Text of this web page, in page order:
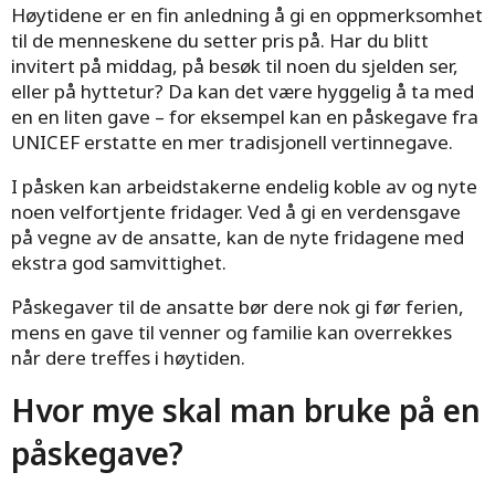
Høytidene er en fin anledning å gi en oppmerksomhet
til de menneskene du setter pris på. Har du blitt
invitert på middag, på besøk til noen du sjelden ser,
eller på hyttetur? Da kan det være hyggelig å ta med
en en liten gave – for eksempel kan en påskegave fra
UNICEF erstatte en mer tradisjonell vertinnegave.
I påsken kan arbeidstakerne endelig koble av og nyte
noen velfortjente fridager. Ved å gi en verdensgave
på vegne av de ansatte, kan de nyte fridagene med
ekstra god samvittighet.
Påskegaver til de ansatte bør dere nok gi før ferien,
mens en gave til venner og familie kan overrekkes
når dere treffes i høytiden.
Hvor mye skal man bruke på en
påskegave?